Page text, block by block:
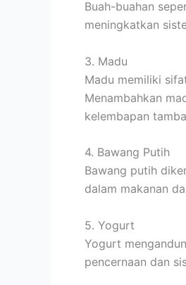
Buah-buahan
meningkatkan
3. Madu
Madu memiliki
Menambahkan
kelembapan
4. Bawang Putih
Bawang putih
dalam makanan
5. Yogurt
Yogurt
pencernaan dan